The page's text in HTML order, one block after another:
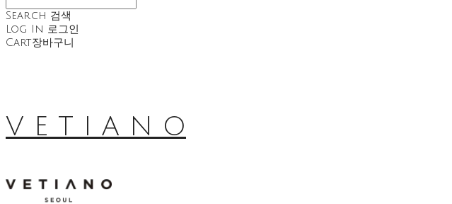
Search 검색
Log In 로그인
Cart장바구니
V E T I A N O